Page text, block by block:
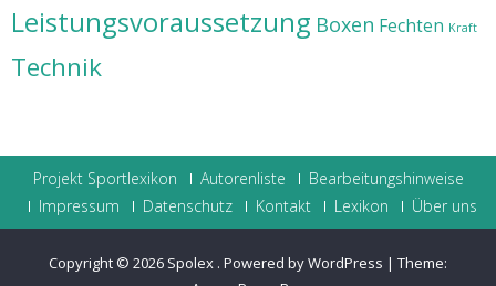
Leistungsvoraussetzung Boxen Fechten Kraft
Technik
Projekt Sportlexikon Autorenliste
Bearbeitungshinweise
Impressum
Datenschutz Kontakt Lexikon Über uns
Copyright © 2026 Spolex . Powered by WordPress | Theme: